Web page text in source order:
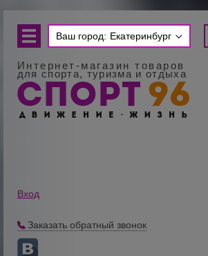
Ваш город: Екатеринбург
Интернет-магазин товаров
для спорта, туризма и отдыха
Вход
Заказать обратный звонок